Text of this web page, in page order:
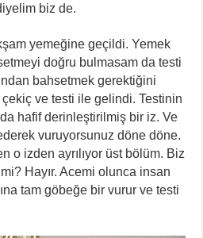
biz de.
yemeğine geçildi. Yemek
doğru bulmasam da testi
bahsetmek gerektiğini
ve testi ile gelindi. Testinin
hafif derinleştirilmiş bir iz. Ve
vuruyorsunuz döne döne.
o izden ayrılıyor üst bölüm. Biz
Hayır. Acemi olunca insan
tam göbeğe bir vurur ve testi